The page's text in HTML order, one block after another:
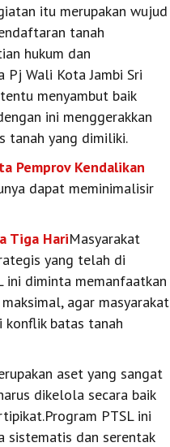
itu merupakan wujud
tanah
hukum dan
Pj Wali Kota Jambi Sri
menyambut baik
ini menggerakkan
tanah yang dimiliki.
Pemprov Kendalikan
dapat meminimalisir
Tiga HariMasyarakat
yang telah di
ini diminta memanfaatkan
agar masyarakat
konflik batas tanah
aset yang sangat
dikelola secara baik
PTSL ini
sistematis dan serentak